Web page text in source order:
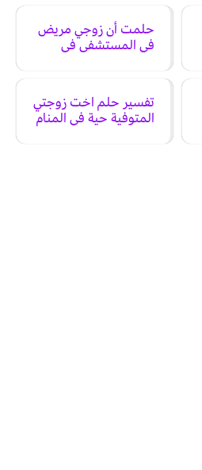
حلمت أن زوجي مريض
في المستشفى في
تفسير حلم اخت زوجتي
المتوفية حية في المنام